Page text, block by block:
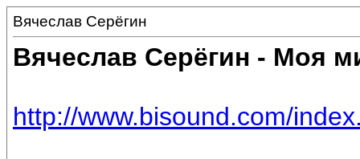
Вячеслав Серёгин
Вячеслав Серёгин - Моя
http://www.bisound.com/